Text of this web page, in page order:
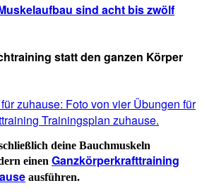
sind acht bis zwölf
statt den ganzen Körper
deine Bauchmuskeln
einen Ganzkörperkrafttraining
ausführen.